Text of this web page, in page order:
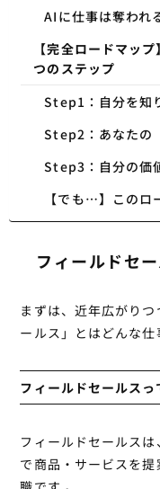
AIに仕事は奪われ
【完全ロードマッ
つのステップ
Step1：自分を知
Step2：あなたの
Step3：自分の価
【でも…】このロ
フィールドセ
まずは、近年広がり
ールス」とはどんな仕
フィールドセールスっ
フィールドセールス
で商品・サービスを